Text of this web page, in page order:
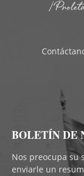
BOLETÍN DE
Nos preocupa su
enviarle un